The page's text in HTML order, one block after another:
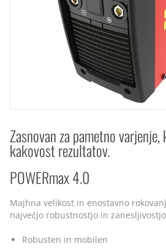
Zasnovan za pametno
kakovost rezultatov.
POWERmax 4.0
Majhna velikost in enostavno
največjo robustnostjo in zanesljivostjo
Robusten in mobilen